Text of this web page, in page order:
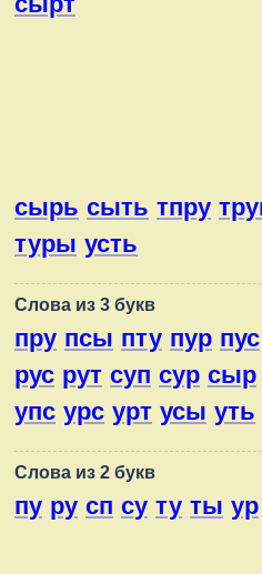
сырь сыть тпру
туры усть
Слова из 3 букв
пру псы пту пур пус
рус рут суп сур сыр
упс урс урт усы уть
Слова из 2 букв
пу ру сп су ту ты ур